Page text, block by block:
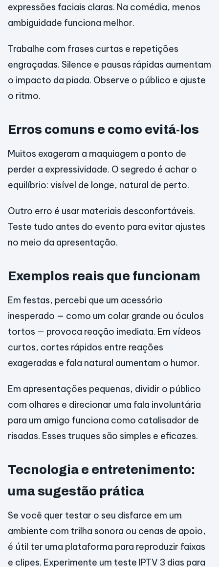
expressões faciais claras. Na comédia, menos
ambiguidade funciona melhor.
Trabalhe com frases curtas e repetições
engraçadas. Silence e pausas rápidas aumentam
o impacto da piada. Observe o público e ajuste
o ritmo.
Erros comuns e como evitá-los
Muitos exageram a maquiagem a ponto de
perder a expressividade. O segredo é achar o
equilíbrio: visível de longe, natural de perto.
Outro erro é usar materiais desconfortáveis.
Teste tudo antes do evento para evitar ajustes
no meio da apresentação.
Exemplos reais que funcionam
Em festas, percebi que um acessório
inesperado — como um colar grande ou óculos
tortos — provoca reação imediata. Em vídeos
curtos, cortes rápidos entre reações
exageradas e fala natural aumentam o humor.
Em apresentações pequenas, dividir o público
com olhares e direcionar uma fala involuntária
para um amigo funciona como catalisador de
risadas. Esses truques são simples e eficazes.
Tecnologia e entretenimento:
uma sugestão prática
Se você quer testar o seu disfarce em um
ambiente com trilha sonora ou cenas de apoio,
é útil ter uma plataforma para reproduzir faixas
e clipes. Experimente um teste IPTV 3 dias para